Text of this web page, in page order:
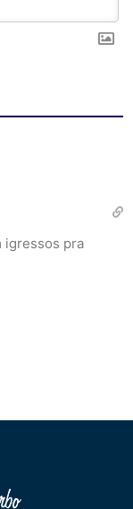
igressos pra